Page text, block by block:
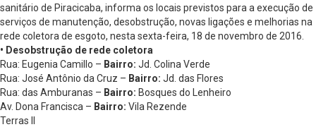
sanitário de Piracicaba, informa os locais previstos para a execução de
serviços de manutenção, desobstrução, novas ligações e melhorias na
rede coletora de esgoto, nesta sexta-feira, 18 de novembro de 2016.
• Desobstrução de rede coletora
Rua: Eugenia Camillo – Bairro: Jd. Colina Verde
Rua: José Antônio da Cruz – Bairro: Jd. das Flores
Rua: das Amburanas – Bairro: Bosques do Lenheiro
Av. Dona Francisca – Bairro: Vila Rezende
Terras II